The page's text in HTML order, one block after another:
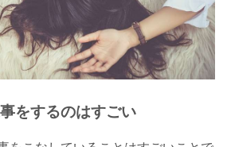
をするのはすごい